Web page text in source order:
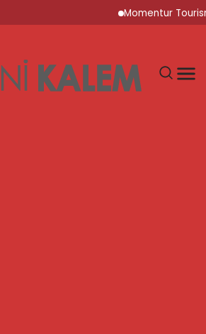
Momentur Tourism &